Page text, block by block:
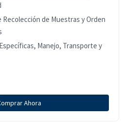
Recolección de Muestras y Orden
Manejo, Transporte y
Ahora